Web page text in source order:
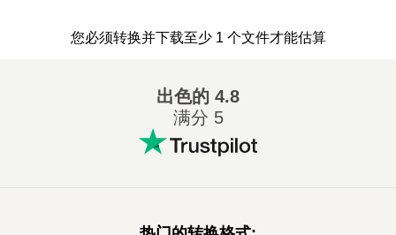
您必须转换并下载至少 1 个文件才能估算
出色的 4.8
满分 5